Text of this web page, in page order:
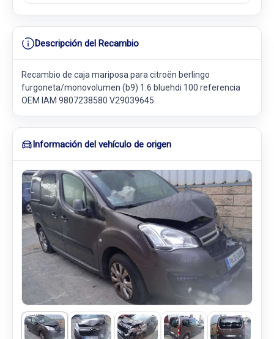
Descripción del Recambio
Recambio de caja mariposa para citroën berlingo
furgoneta/monovolumen (b9) 1.6 bluehdi 100 referencia
OEM IAM 9807238580 V29039645
Información del vehículo de origen